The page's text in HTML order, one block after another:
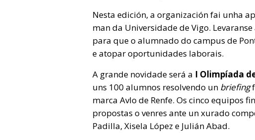
Nesta edición, a organización fai unha
man da Universidade de Vigo.
para que o alumnado do campus de
e atopar oportunidades laborais.
A grande novidade será a I Olimpíada
uns 100 alumnos resolvendo un briefing
marca Avlo de Renfe. Os cinco equipos
propostas o venres ante un xurado
Padilla, Xisela López e Julián Abad.